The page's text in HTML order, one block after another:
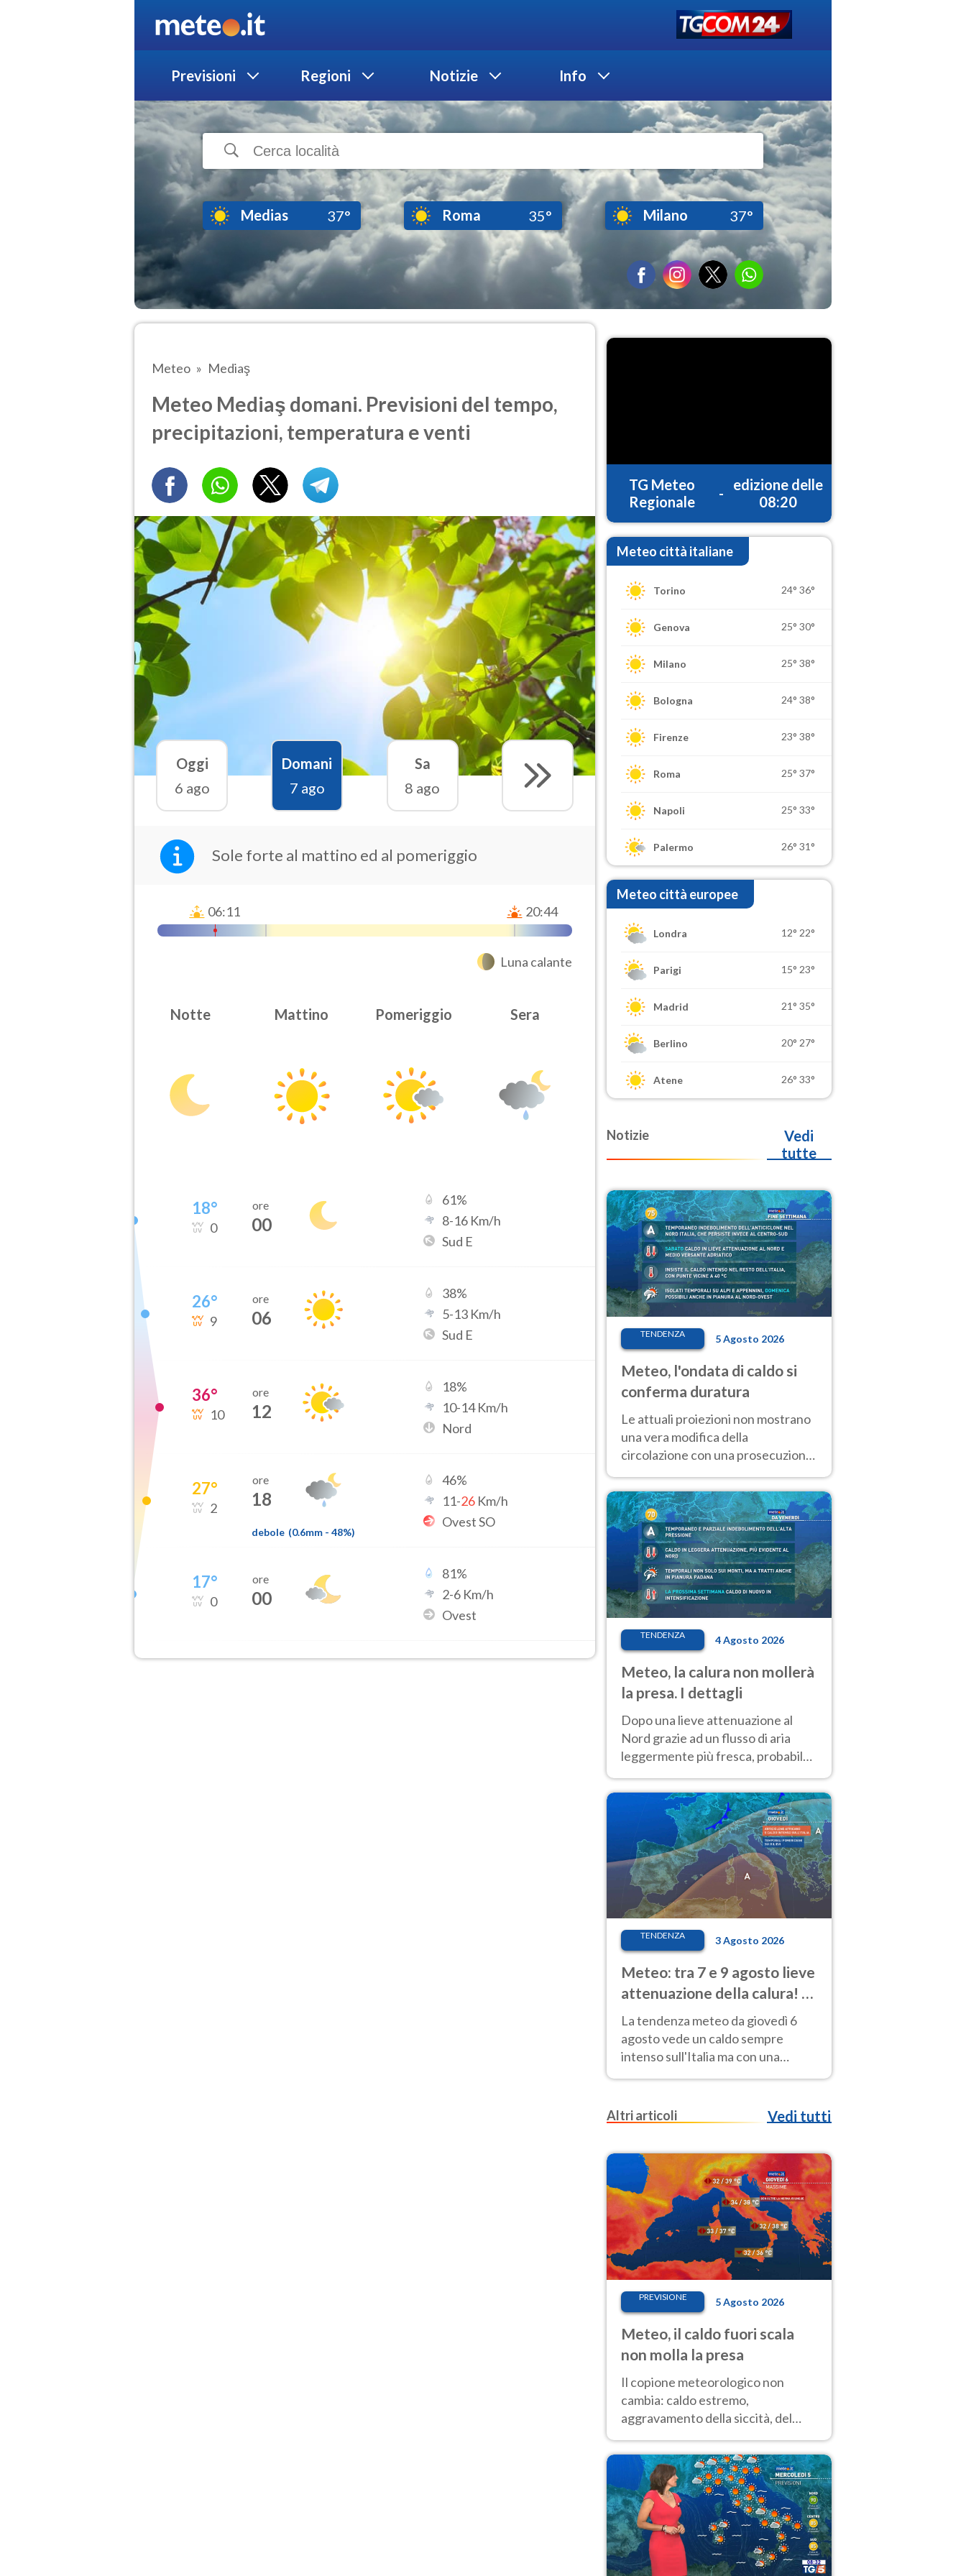
Previsioni Regioni Notizie Info
Medias 37° Roma 35° Milano 37°
Meteo Mediaş
Meteo Mediaş domani. Previsioni del tempo,
precipitazioni, temperatura e venti
Oggi
6 ago
Domani
7 ago
Sa
8 ago
Sole forte al mattino ed al pomeriggio
06:11 20:44
Luna calante
Notte Mattino Pomeriggio Sera
18°
0
ore
00
61%
8-16 Km/h
Sud E
26°
9
ore
06
38%
5-13 Km/h
Sud E
36°
10
ore
12
18%
10-14Km/h
Nord
27°
2
ore
18
debole (0.6mm - 48%)
46%
11-26 Km/h
Ovest SO
17°
0
ore
00
81%
2-6 Km/h
Ovest
TG Meteo
Regionale
-
edizione delle
08:20
Meteo città italiane
Torino 24° 36°
Genova 25° 30°
Milano 25° 38°
Bologna 24° 38°
Firenze 23° 38°
Roma 25° 37°
Napoli 25° 33°
Palermo 26° 31°
Meteo città europee
Londra 12° 22°
Parigi 15° 23°
Madrid 21° 35°
Berlino 20° 27°
Atene 26° 33°
Notizie
Vedi
tutte
TENDENZA 5 Agosto 2026
Meteo, l'ondata di caldo si
conferma duratura
Le attuali proiezioni non mostrano
una vera modifica della
circolazione con una prosecuzione
giorni, compresa la settimana di
Ferragosto
TENDENZA 4 Agosto 2026
Meteo, la calura non mollerà
la presa. I dettagli
Dopo una lieve attenuazione al
Nord grazie ad un flusso di aria
leggermente più fresca, probabile
africano entro Ferragosto
TENDENZA 3 Agosto 2026
Meteo: tra 7 e 9 agosto lieve
attenuazione della calura! Al
Nord rischio temporali
La tendenza meteo da giovedì 6
agosto vede un caldo sempre
intenso sull'Italia ma con una
parziale e lieve attenuazione tra il 7
Altri articoli
Vedi tutti
PREVISIONE 5 Agosto 2026
Meteo, il caldo fuori scala
non molla la presa
Il copione meteorologico non
cambia: caldo estremo,
aggravamento della siccità, del
calore. Nessun cambiamento fino
Ferragosto